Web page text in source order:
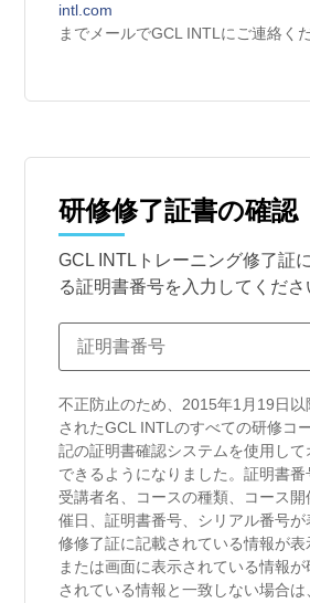
intl.com
までメールでGCL INTLにご連絡く
研修修了証書の確認
GCL INTLトレーニング修了証
る証明書番号を入力してくださ
不正防止のため、2015年1月19日
されたGCL INTLのすべての研修コ
記の証明書確認システムを使用し
できるようになりました。証明書番
受講者名、コースの種類、コース開
催日、証明書番号、シリアル番号
修修了証に記載されている情報が表
または画面に表示されている情報
されている情報と一致しない場合は